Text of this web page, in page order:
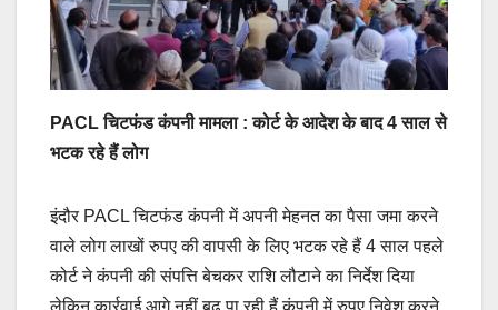
PACL चिटफंड कंपनी मामला : कोर्ट के आदेश के बाद 4 साल से
भटक रहे हैं लोग
इंदौर PACL चिटफंड कंपनी में अपनी मेहनत का पैसा जमा करने
वाले लोग लाखों रुपए की वापसी के लिए भटक रहे हैं 4 साल पहले
कोर्ट ने कंपनी की संपत्ति बेचकर राशि लौटाने का निर्देश दिया